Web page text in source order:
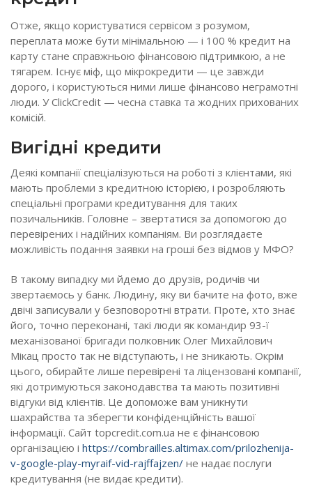
Отже, якщо користуватися сервісом з розумом,
переплата може бути мінімальною — і 100 % кредит на
карту стане справжньою фінансовою підтримкою, а не
тягарем. Існує міф, що мікрокредити — це завжди
дорого, і користуються ними лише фінансово неграмотні
люди. У ClickCredit — чесна ставка та жодних прихованих
комісій.
Вигідні кредити
Деякі компанії спеціалізуються на роботі з клієнтами, які
мають проблеми з кредитною історією, і розробляють
спеціальні програми кредитування для таких
позичальників. Головне – звертатися за допомогою до
перевірених і надійних компаніям. Ви розглядаєте
можливість подання заявки на гроші без відмов у МФО?
В такому випадку ми йдемо до друзів, родичів чи
звертаємось у банк. Людину, яку ви бачите на фото, вже
двічі записували у безповоротні втрати. Проте, хто знає
його, точно переконані, такі люди як командир 93-ї
механізованої бригади полковник Олег Михайлович
Мікац просто так не відступають, і не зникають. Окрім
цього, обирайте лише перевірені та ліцензовані компанії,
які дотримуються законодавства та мають позитивні
відгуки від клієнтів. Це допоможе вам уникнути
шахрайства та зберегти конфіденційність вашої
інформації. Сайт topcredit.com.ua не є фінансовою
організацією і https://combrailles.altimax.com/prilozhenija-
v-google-play-myraif-vid-rajffajzen/ не надає послуги
кредитування (не видає кредити).